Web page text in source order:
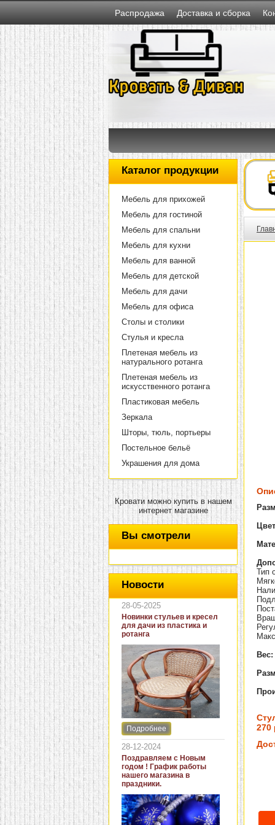
Распродажа Доставка и сборка
Каталог продукции
Мебель для прихожей
Мебель для гостиной
Мебель для спальни
Мебель для кухни
Мебель для ванной
Мебель для детской
Мебель для дачи
Мебель для офиса
Столы и столики
Стулья и кресла
Плетеная мебель из
натурального ротанга
Плетеная мебель из
искусственного ротанга
Пластиковая мебель
Зеркала
Шторы, тюль, портьеры
Постельное бельё
Украшения для дома
Кровати можно купить в нашем
интернет магазине
Вы смотрели
Новости
28-05-2025
Новинки стульев и кресел
для дачи из пластика и
ротанга
Интернет-магазин "Кровать
и диван" представляет
новинки стульев и кресел
для дачи. В ассортименте
представлены как
бюджетные модели из
пластика для дачи, так и
кресла для загородных
домов из натурального и
искусственного ротанга.
Подробнее
28-12-2024
Поздравляем с Новым
годом ! График работы
нашего магазина в
праздники.
Тип
Вес:
270